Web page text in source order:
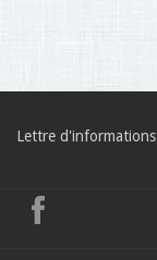
Lettre d'informations